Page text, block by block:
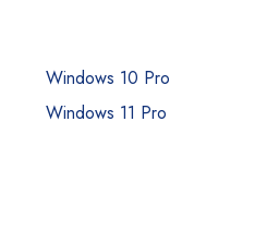
Windows 10 Pro
Windows 11 Pro